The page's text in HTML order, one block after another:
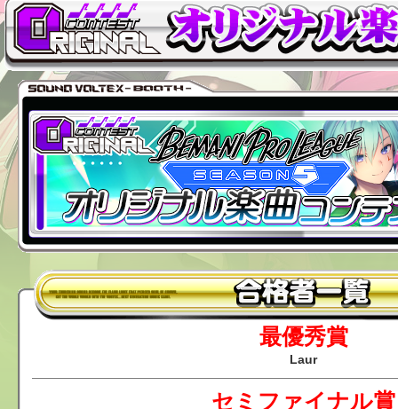
最優秀賞
Laur
セミファイナル賞